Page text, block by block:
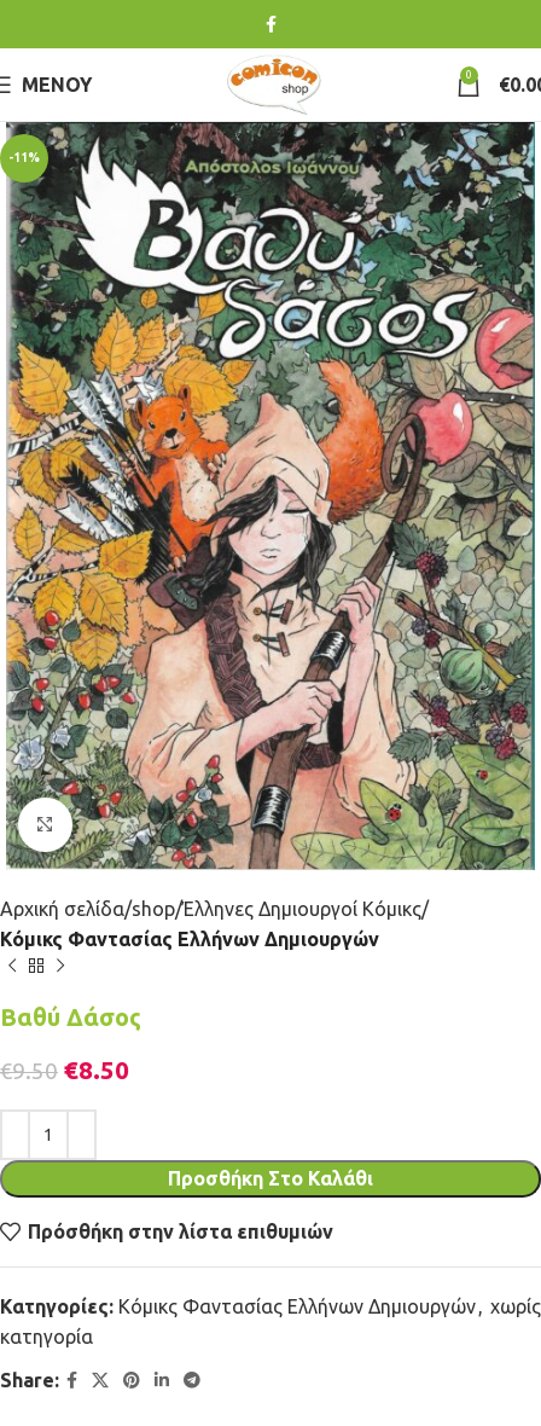
ΜΕΝΟΎ 0 €
-11%
Κλικ για μεγέθυνση
Αρχική σελίδα shop Έλληνες Δημιουργοί Κόμικς
Κόμικς Φαντασίας Ελλήνων Δημιουργών
Βαθύ Δάσος
€9.50 €8.50
Προσθήκη Στο Καλάθι
Πρόσθήκη στην λίστα επιθυμιών
Κατηγορίες: Κόμικς Φαντασίας Ελλήνων Δημιουργών, χωρίς
κατηγορία
Share: